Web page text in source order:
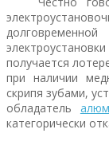
получается
при наличии
скрипя зубами,
обладатель
категорически